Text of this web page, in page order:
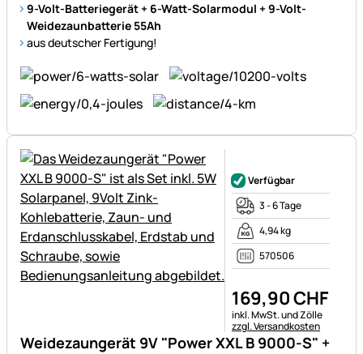
9-Volt-Batteriegerät + 6-Watt-Solarmodul + 9-Volt-
Weidezaunbatterie 55Ah
aus deutscher Fertigung!
Weidezaungerät 9V "Power XXL B 9000-S" +
Verfügbar
3 - 6 Tage
4,94 kg
570506
169,90CHF
Steuerhinweis:
inkl. MwSt. und Zölle
zzgl. Versandkosten